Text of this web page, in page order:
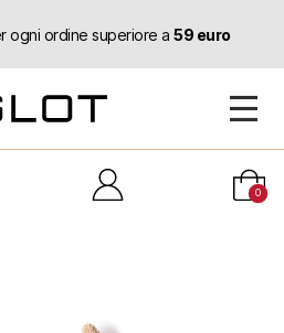
ogni ordine superiore a59 euro
0